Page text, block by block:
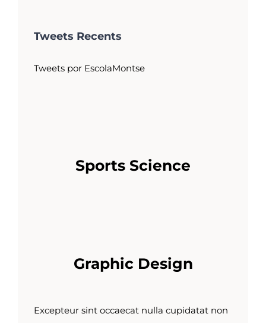
Tweets Recents
Tweets por EscolaMontse
Sports Science
Graphic Design
Excepteur sint occaecat nulla cupidatat non